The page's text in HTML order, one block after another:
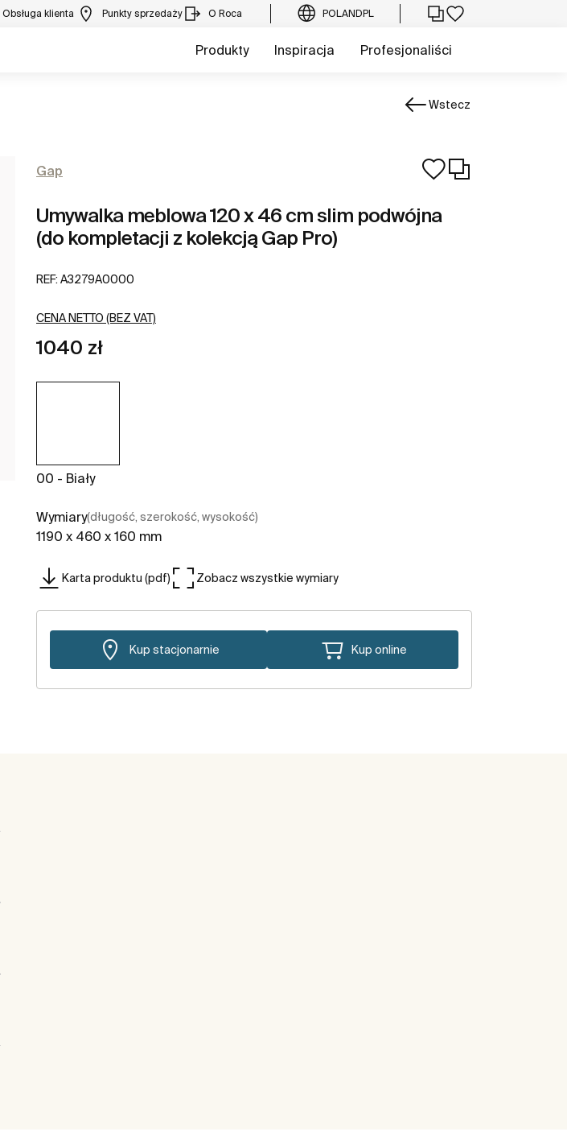
Obsługa klienta Punkty sprzedaży O Roca POLANDPL
Produkty Inspiracja Profesjonaliści
Wstecz
Gap
Umywalka meblowa 120 x 46 cm slim podwójna
(do kompletacji z kolekcją Gap Pro)
REF: A3279A0000
CENA NETTO (BEZ VAT)
1040 zł
00 - Biały
Wymiary(długość, szerokość, wysokość)
1190 x 460 x 160 mm
Karta produktu (pdf) Zobacz wszystkie wymiary
Kup stacjonarnie Kup online